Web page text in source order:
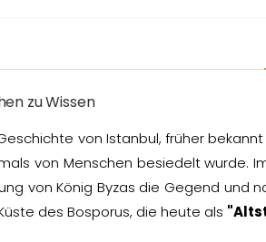
zu Wissen
von Istanbul, früher
von Menschen besiedelt wurde.
von König Byzas die Gegend
des Bosporus, die heute als